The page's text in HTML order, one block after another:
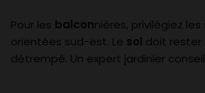
Pour les balconnières, privilégiez
orientées sud-est. Le sol doit rester
détrempé. Un expert jardinier